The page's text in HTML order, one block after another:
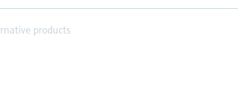
products